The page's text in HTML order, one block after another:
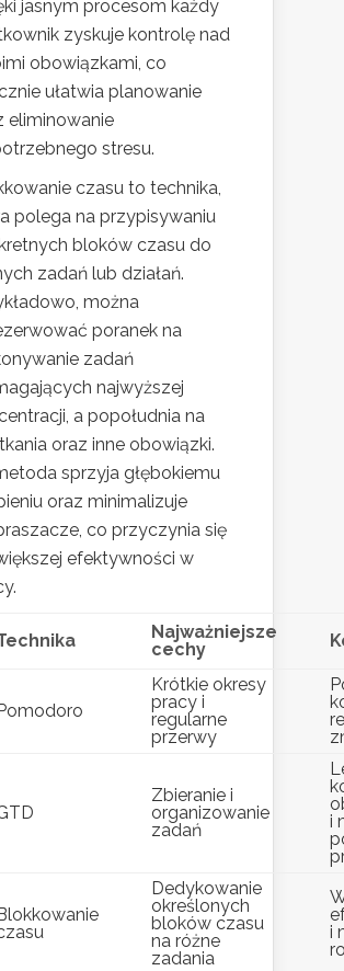
jasnym procesom każdy
zyskuje kontrolę nad
obowiązkami, co
ułatwia planowanie
eliminowanie
stresu.
czasu to technika,
polega na przypisywaniu
bloków czasu do
zadań lub działań.
można
poranek na
zadań
najwyższej
a popołudnia na
oraz inne obowiązki.
sprzyja głębokiemu
oraz minimalizuje
co przyczynia się
efektywności w
Najważniejsze
cechy
Pomodoro
Krótkie okresy
pracy i
regularne
przerwy
Zbieranie i
organizowanie
zadań
i
Blokkowanie
Dedykowanie
określonych
bloków czasu
na różne
zadania
i